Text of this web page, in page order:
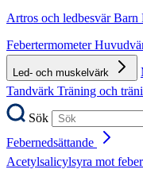
Artros och ledbesvärBarn
Febertermometer
Led- och muskelvärk
Tandvärk Träning och
Sök
Febernedsättande
Acetylsalicylsyra mot feber